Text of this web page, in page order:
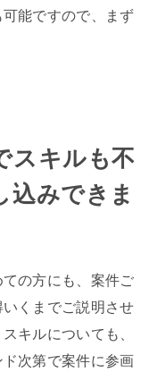
能ですので、まず
スキルも不
込みできま
の方にも、案件ご
くまでご説明させ
キルについても、
次第で案件に参画